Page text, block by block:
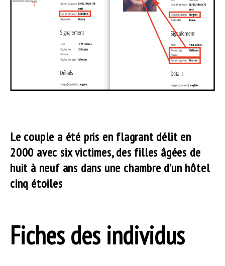
Le couple a été pris en flagrant délit en
2000 avec six victimes, des filles âgées de
huit à neuf ans dans une chambre d’un hôtel
cinq étoiles
Fiches des individus